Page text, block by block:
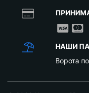
НАШИ
Ворота